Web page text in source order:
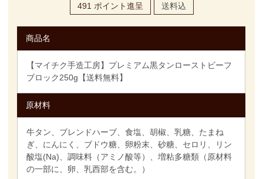
491 ポイント進呈 送料込
商品名
【マイチク手造工房】プレミアム黒タンローストビーフ
ブロック250g【送料無料】
原材料
牛タン、ブレンドハーブ、食塩、胡椒、乳糖、たまね
ぎ、にんにく、ブドウ糖、卵粉末、砂糖、セロリ、リン
酸塩(Na)、調味料（アミノ酸等）、増粘多糖類（原材料
の一部に、卵、乳西部を含む。）